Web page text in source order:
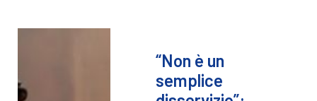
“Non è un
semplice